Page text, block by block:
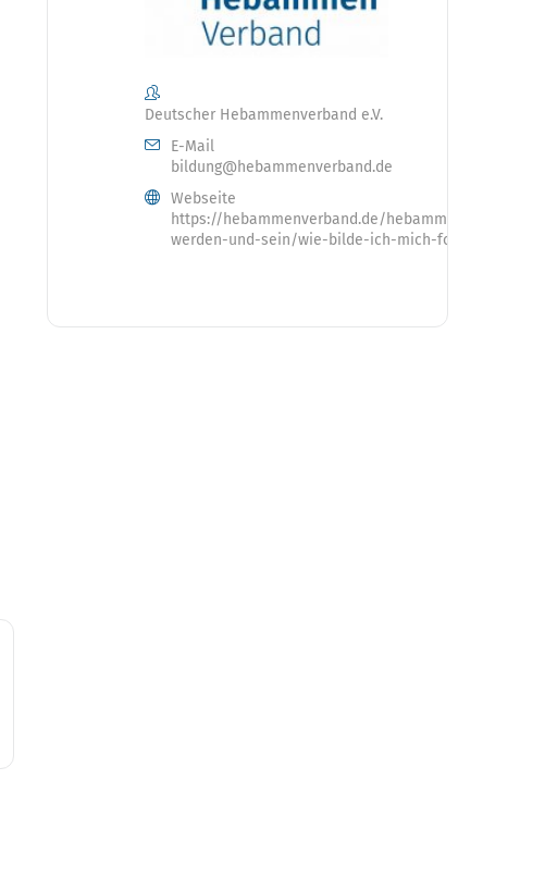
Deutscher Hebammenverband e.V.
E-Mail
bildung@hebammenverband.de
Webseite
https://hebammenverband.de/hebamme-
werden-und-sein/wie-bilde-ich-mich-fort